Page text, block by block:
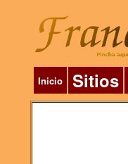
Inicio Sitios